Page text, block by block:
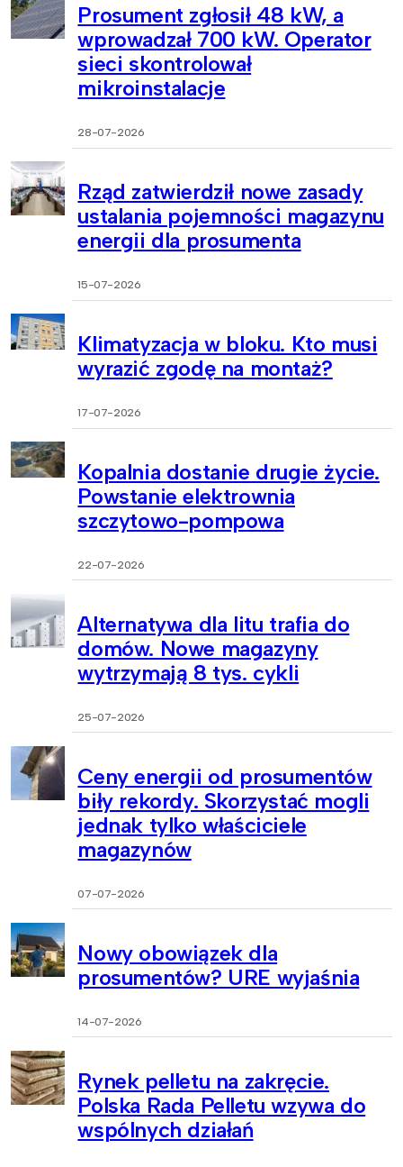
Prosument zgłosił 48 kW, a
wprowadzał 700 kW. Operator
sieci skontrolował
mikroinstalacje
28-07-2026
Rząd zatwierdził nowe zasady
ustalania pojemności magazynu
energii dla prosumenta
15-07-2026
Klimatyzacja w bloku. Kto musi
wyrazić zgodę na montaż?
17-07-2026
Kopalnia dostanie drugie życie.
Powstanie elektrownia
szczytowo-pompowa
22-07-2026
Alternatywa dla litu trafia do
domów. Nowe magazyny
wytrzymają 8 tys. cykli
25-07-2026
Ceny energii od prosumentów
biły rekordy. Skorzystać mogli
jednak tylko właściciele
magazynów
07-07-2026
Nowy obowiązek dla
prosumentów? URE wyjaśnia
14-07-2026
Rynek pelletu na zakręcie.
Polska Rada Pelletu wzywa do
wspólnych działań